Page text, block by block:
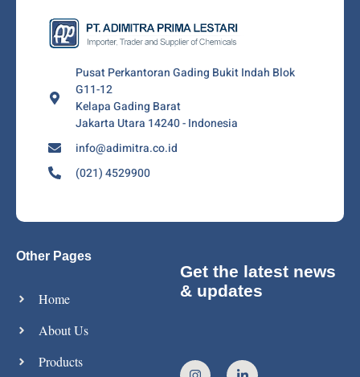
Pusat Perkantoran Gading Bukit Indah Blok
G11-12
Kelapa Gading Barat
Jakarta Utara 14240 - Indonesia
info@adimitra.co.id
(021) 4529900
Other Pages
Home
About Us
Products
Get the latest news
& updates